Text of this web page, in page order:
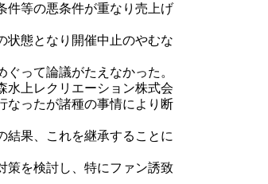
件等の悪条件が重なり売上げ
状態となり開催中止のやむな
って論議がたえなかった。
水上レクリエーション株式会
なったが諸種の事情により断
果、これを継承することに
策を検討し、特にファン誘致